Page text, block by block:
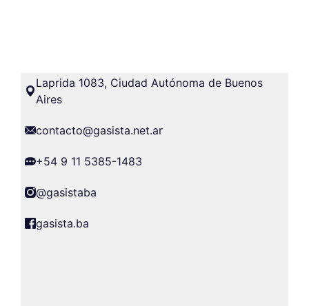
Laprida 1083, Ciudad Autónoma de Buenos
Aires
contacto@gasista.net.ar
+54 9 11 5385-1483
@gasistaba
gasista.ba